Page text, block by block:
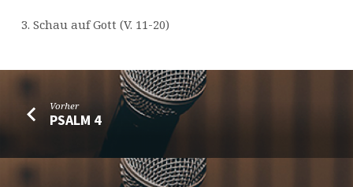
3. Schau auf Gott (V. 11-20)
Vorher
PSALM 4